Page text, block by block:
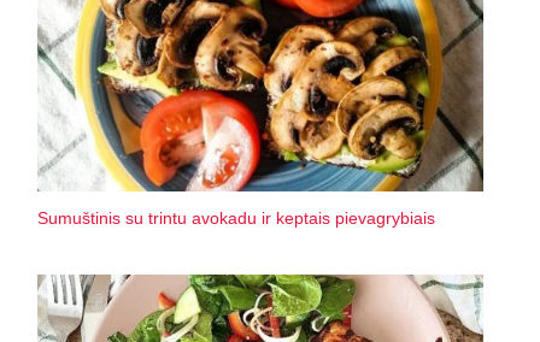
Sumuštinis su trintu avokadu ir keptais pievagrybiais